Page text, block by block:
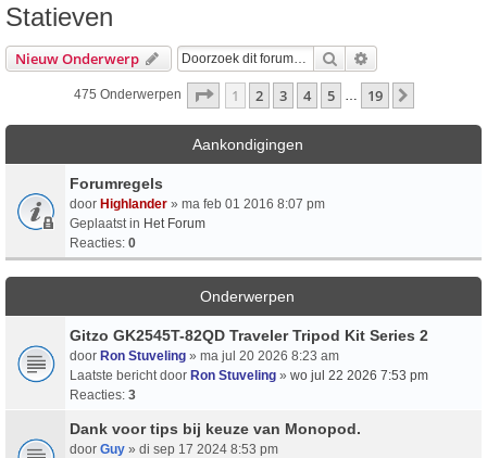
Statieven
Nieuw Onderwerp Zoek
475 Onderwerpen Pagina Van19
1 2 3 4 5 19
Aankondigingen
Forumregels
door Highlander » ma feb 01 2016 8:07 pm
Geplaatst in Het Forum
Reacties: 0
Onderwerpen
Gitzo GK2545T-82QD Traveler Tripod Kit Series 2
door Ron Stuveling » ma jul 20 2026 8:23 am
Laatste bericht door Ron Stuveling » wo jul 22 2026 7:53 pm
Reacties: 3
Dank voor tips bij keuze van Monopod.
door Guy » di sep 17 2024 8:53 pm